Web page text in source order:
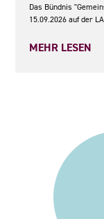
Das Bündnis
15.09.2026 auf der
MEHR LESEN